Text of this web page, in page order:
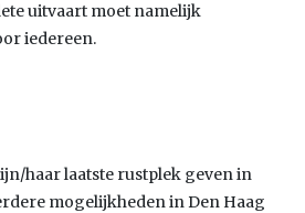
uitvaart moet namelijk
iedereen.
haar laatste rustplek geven in
mogelijkheden in Den Haag